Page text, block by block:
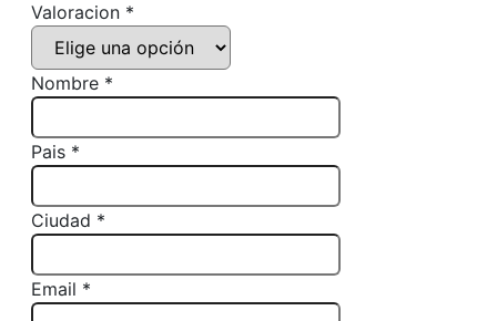
Valoracion *
Nombre *
Pais *
Ciudad *
Email *